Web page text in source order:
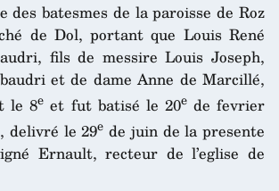
batesmes de la paroisse de Roz
de Dol, portant que Louis René
fils de messire Louis Joseph,
et de dame Anne de Marcillé,
le 8e et fut batisé le 20ede fevrier
delivré le 29e de juin de la presente
Ernault, recteur de l’eglise de